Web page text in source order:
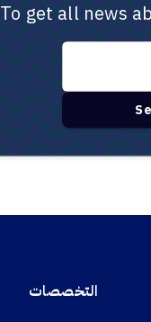
To get all news
التخصصات